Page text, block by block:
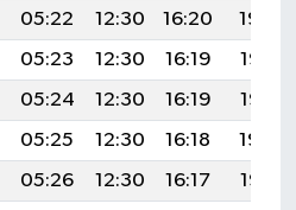
05:22 12:30 16:20
19:29
05:23 12:30 16:19
19:27
05:24 12:30 16:19
19:26
05:25 12:30 16:18
19:24
05:26 12:30 16:17
19:23